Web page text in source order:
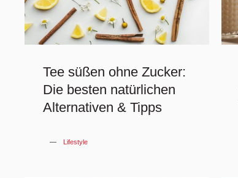
Tee süßen ohne Zucker:
Die besten natürlichen
Alternativen & Tipps
Lifestyle